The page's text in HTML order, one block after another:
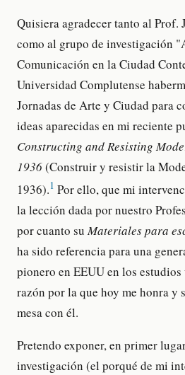
Quisiera agradecer tanto al Prof.
como al grupo de investigación
Comunicación en la Ciudad
Universidad Complutense
Jornadas de Arte y Ciudad para
ideas aparecidas en mi reciente
Constructing and Resisting
1936(Construir y resistir la
1936).1 Por ello, que mi
la lección dada por nuestro
por cuanto suMateriales para
ha sido referencia para una
pionero en EEUU en los
razón por la que hoy me honra y
mesa con él.
Pretendo exponer, en primer
investigación (el porqué de mi